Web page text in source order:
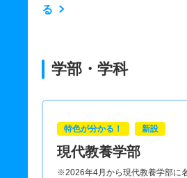
る
学部・学科
特色が分かる！ 新設
現代教養学部
※2026年4月から現代教養学部に